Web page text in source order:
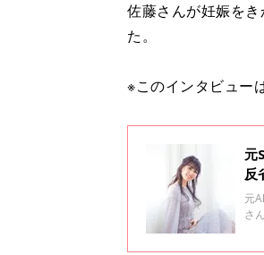
佐藤さんが妊娠を
た。
※このインタビュー
元
反
元
さ